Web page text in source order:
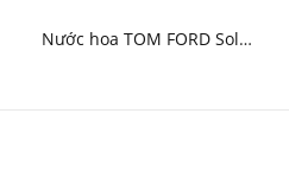
Nước hoa TOM FORD Solei